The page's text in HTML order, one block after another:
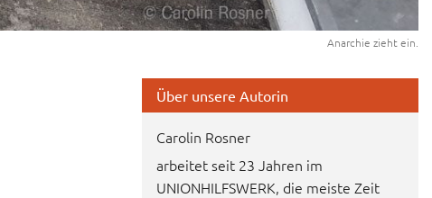
Anarchie zieht ein.
Über unsere Autorin
Carolin Rosner
arbeitet seit 23 Jahren im
UNIONHILFSWERK, die meiste Zeit